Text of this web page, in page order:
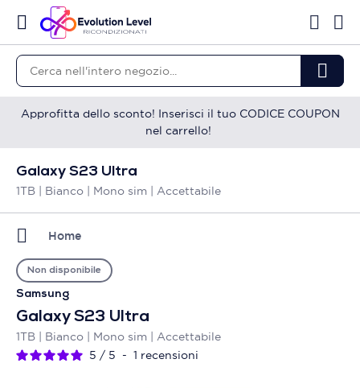
Approfitta dello sconto! Inserisci il tuo CODICE COUPON
nel carrello!
Galaxy S23 Ultra
1TB | Bianco | Mono sim | Accettabile
Home
Samsung
Galaxy S23 Ultra
1TB | Bianco | Mono sim | Accettabile
5 / 5 - 1 recensioni
Non disponibile